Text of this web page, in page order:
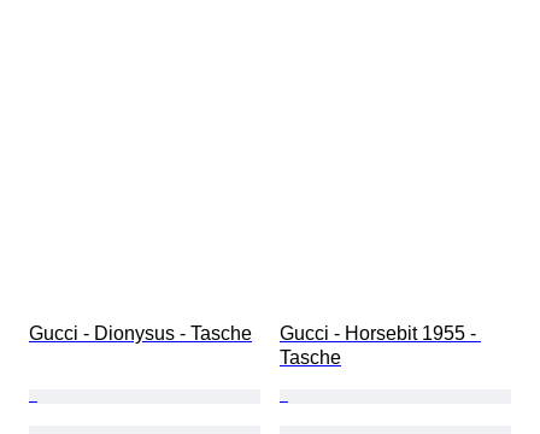
Gucci - Dionysus - Tasche
Gucci - Horsebit 1955 -
Tasche